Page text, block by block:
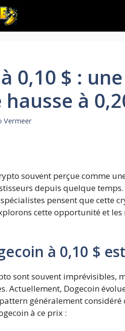
0,10 $ :
à
Vermeer
souvent perçue comme
depuis quelque
pensent que cette
cette opportunité et
à 0,10 $
sont souvent imprévisibles,
Actuellement, Dogecoin
généralement
à ce prix :